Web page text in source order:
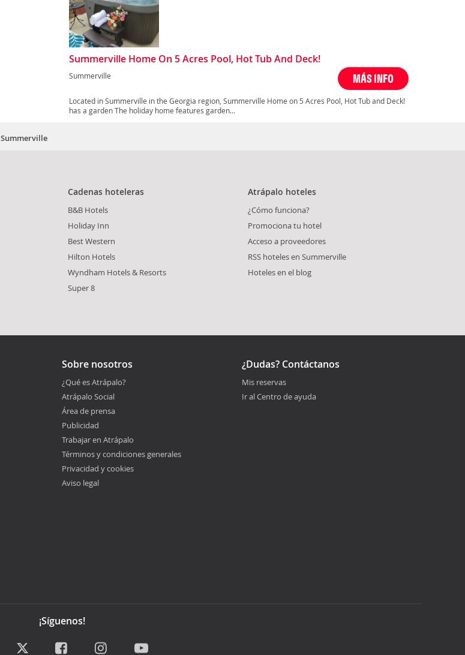
Summerville Home On 5 Acres Pool, Hot Tub And Deck!
Summerville MÁS INFO
Located in Summerville in the Georgia region, Summerville Home on 5 Acres Pool, Hot Tub and Deck!
has a garden The holiday home features garden...
Summerville
Cadenas hoteleras
B&B Hotels
Holiday Inn
Best Western
Hilton Hotels
Wyndham Hotels & Resorts
Super 8
Atrápalo hoteles
¿Cómo funciona?
Promociona tu hotel
Acceso a proveedores
RSS hoteles en Summerville
Hoteles en el blog
Sobre nosotros
¿Qué es Atrápalo?
Atrápalo Social
Área de prensa
Publicidad
Trabajar en Atrápalo
Términos y condiciones generales
Privacidad y cookies
Aviso legal
¿Dudas? Contáctanos
Mis reservas
Ir al Centro de ayuda
¡Síguenos!